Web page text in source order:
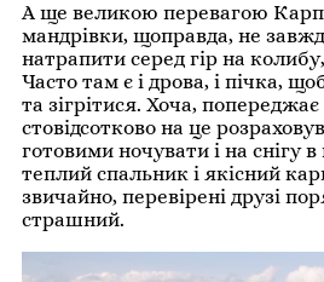
А ще великою перевагою
мандрівки, щоправда, не
натрапити серед гір на
Часто там є і дрова, і пічка,
та зігрітися. Хоча,
стовідсотково на це
готовими ночувати і на снігу
теплий спальник і якісний
звичайно, перевірені друзі
страшний.